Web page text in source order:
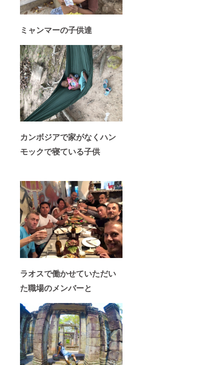
ミャンマーの子供達
カンボジアで家がなくハン
モックで寝ている子供
ラオスで働かせていただい
た職場のメンバーと